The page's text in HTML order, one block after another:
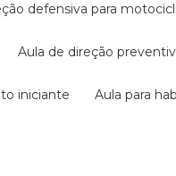
defensiva para
aula de direção
iniciante aula para